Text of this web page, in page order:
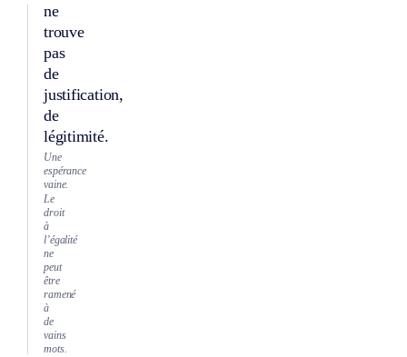
ne
trouve
pas
de
justification,
de
légitimité.
Une
espérance
vaine.
Le
droit
à
l’égalité
ne
peut
être
ramené
à
de
vains
mots.